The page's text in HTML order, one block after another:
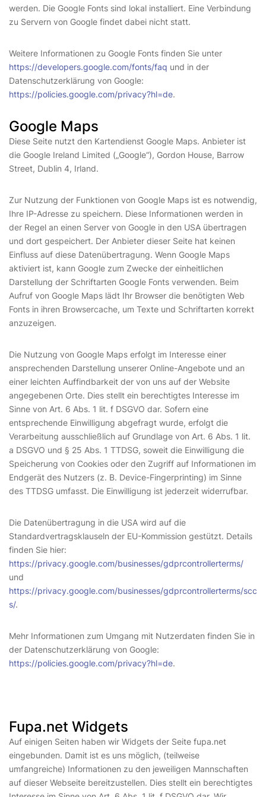
werden. Die Google Fonts sind lokal installiert. Eine Verbindung
zu Servern von Google findet dabei nicht statt.
Weitere Informationen zu Google Fonts finden Sie unter
https://developers.google.com/fonts/faq und in der
Datenschutzerklärung von Google:
https://policies.google.com/privacy?hl=de.
Google Maps
Diese Seite nutzt den Kartendienst Google Maps. Anbieter ist
die Google Ireland Limited („Google“), Gordon House, Barrow
Street, Dublin 4, Irland.
Zur Nutzung der Funktionen von Google Maps ist es notwendig,
Ihre IP-Adresse zu speichern. Diese Informationen werden in
der Regel an einen Server von Google in den USA übertragen
und dort gespeichert. Der Anbieter dieser Seite hat keinen
Einfluss auf diese Datenübertragung. Wenn Google Maps
aktiviert ist, kann Google zum Zwecke der einheitlichen
Darstellung der Schriftarten Google Fonts verwenden. Beim
Aufruf von Google Maps lädt Ihr Browser die benötigten Web
Fonts in ihren Browsercache, um Texte und Schriftarten korrekt
anzuzeigen.
Die Nutzung von Google Maps erfolgt im Interesse einer
ansprechenden Darstellung unserer Online-Angebote und an
einer leichten Auffindbarkeit der von uns auf der Website
angegebenen Orte. Dies stellt ein berechtigtes Interesse im
Sinne von Art. 6 Abs. 1 lit. f DSGVO dar. Sofern eine
entsprechende Einwilligung abgefragt wurde, erfolgt die
Verarbeitung ausschließlich auf Grundlage von Art. 6 Abs. 1 lit.
a DSGVO und § 25 Abs. 1 TTDSG, soweit die Einwilligung die
Speicherung von Cookies oder den Zugriff auf Informationen im
Endgerät des Nutzers (z. B. Device-Fingerprinting) im Sinne
des TTDSG umfasst. Die Einwilligung ist jederzeit widerrufbar.
Die Datenübertragung in die USA wird auf die
Standardvertragsklauseln der EU-Kommission gestützt. Details
finden Sie hier:
https://privacy.google.com/businesses/gdprcontrollerterms/
und
https://privacy.google.com/businesses/gdprcontrollerterms/scc
s/.
Mehr Informationen zum Umgang mit Nutzerdaten finden Sie in
der Datenschutzerklärung von Google:
https://policies.google.com/privacy?hl=de.
Fupa.net Widgets
Auf einigen Seiten haben wir Widgets der Seite fupa.net
eingebunden. Damit ist es uns möglich, (teilweise
umfangreiche) Informationen zu den jeweiligen Mannschaften
auf dieser Webseite bereitzustellen. Dies stellt ein berechtigtes